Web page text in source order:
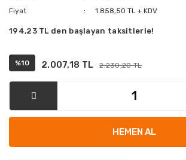
Fiyat
1.858,50 TL + KDV
194,23 TL den başlayan taksitlerle!
%10 2.007,18 TL 2.230,20 TL
HEMEN AL